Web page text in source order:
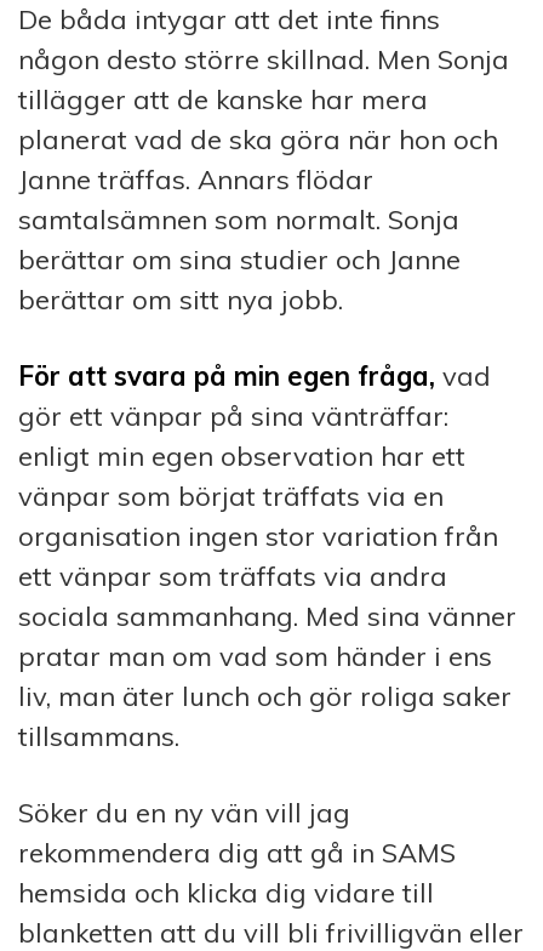
De båda intygar att det inte finns
någon desto större skillnad. Men Sonja
tillägger att de kanske har mera
planerat vad de ska göra när hon och
Janne träffas. Annars flödar
samtalsämnen som normalt. Sonja
berättar om sina studier och Janne
berättar om sitt nya jobb.
För att svara på min egen fråga, vad
gör ett vänpar på sina vänträffar:
enligt min egen observation har ett
vänpar som börjat träffats via en
organisation ingen stor variation från
ett vänpar som träffats via andra
sociala sammanhang. Med sina vänner
pratar man om vad som händer i ens
liv, man äter lunch och gör roliga saker
tillsammans.
Söker du en ny vän vill jag
rekommendera dig att gå in SAMS
hemsida och klicka dig vidare till
blanketten att du vill bli frivilligvän eller